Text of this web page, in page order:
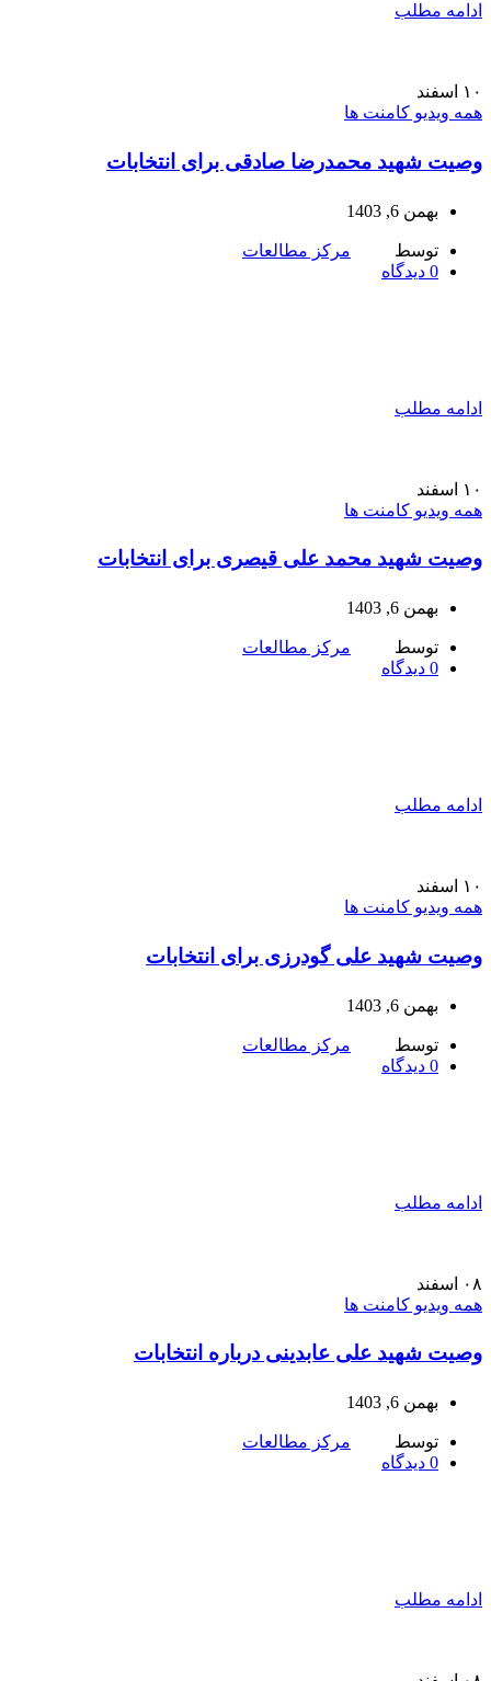
ادامه مطلب
۱۰
اسفند
همه ویدیو کامنت ها
وصیت شهید محمدرضا صادقی برای انتخابات
بهمن 6, 1403
توسط
مرکز مطالعات
0 دیدگاه
ادامه مطلب
۱۰
اسفند
همه ویدیو کامنت ها
وصیت شهید محمد علی قیصری برای انتخابات
بهمن 6, 1403
توسط
مرکز مطالعات
0 دیدگاه
ادامه مطلب
۱۰
اسفند
همه ویدیو کامنت ها
وصیت شهید علی گودرزی برای انتخابات
بهمن 6, 1403
توسط
مرکز مطالعات
0 دیدگاه
ادامه مطلب
۰۸
اسفند
همه ویدیو کامنت ها
وصیت شهید علی عابدینی درباره انتخابات
بهمن 6, 1403
توسط
مرکز مطالعات
0 دیدگاه
ادامه مطلب